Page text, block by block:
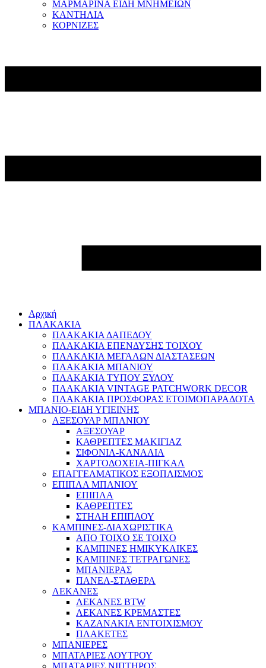
ΜΑΡΜΑΡΙΝΑ ΕΙΔΗ ΜΝΗΜΕΙΩΝ
ΚΑΝΤΗΛΙΑ
ΚΟΡΝΙΖΕΣ
Αρχική
ΠΛΑΚΑΚΙΑ
ΠΛΑΚΑΚΙΑ ΔΑΠΕΔΟΥ
ΠΛΑΚΑΚΙΑ ΕΠΕΝΔΥΣΗΣ ΤΟΙΧΟΥ
ΠΛΑΚΑΚΙΑ ΜΕΓΑΛΩΝ ΔΙΑΣΤΑΣΕΩΝ
ΠΛΑΚΑΚΙΑ ΜΠΑΝΙΟΥ
ΠΛΑΚΑΚΙΑ ΤΥΠΟΥ ΞΥΛΟΥ
ΠΛΑΚΑΚΙΑ VINTAGE PATCHWORK DECOR
ΠΛΑΚΑΚΙΑ ΠΡΟΣΦΟΡΑΣ ΕΤΟΙΜΟΠΑΡΑΔΟΤΑ
ΜΠΑΝΙΟ-ΕΙΔΗ ΥΓΙΕΙΝΗΣ
ΑΞΕΣΟΥΑΡ ΜΠΑΝΙΟΥ
ΑΞΕΣΟΥΑΡ
ΚΑΘΡΕΠΤΕΣ ΜΑΚΙΓΙΑΖ
ΣΙΦΟΝΙΑ-ΚΑΝΑΛΙΑ
ΧΑΡΤΟΔΟΧΕΙΑ-ΠΙΓΚΑΛ
ΕΠΑΓΓΕΛΜΑΤΙΚΟΣ ΕΞΟΠΛΙΣΜΟΣ
ΕΠΙΠΛΑ ΜΠΑΝΙΟΥ
ΕΠΙΠΛΑ
ΚΑΘΡΕΠΤΕΣ
ΣΤΗΛΗ ΕΠΙΠΛΟΥ
ΚΑΜΠΙΝΕΣ-ΔΙΑΧΩΡΙΣΤΙΚΑ
ΑΠΟ ΤΟΙΧΟ ΣΕ ΤΟΙΧΟ
ΚΑΜΠΙΝΕΣ ΗΜΙΚΥΚΛΙΚΕΣ
ΚΑΜΠΙΝΕΣ ΤΕΤΡΑΓΩΝΕΣ
ΜΠΑΝΙΕΡΑΣ
ΠΑΝΕΛ-ΣΤΑΘΕΡΑ
ΛΕΚΑΝΕΣ
ΛΕΚΑΝΕΣ BTW
ΛΕΚΑΝΕΣ ΚΡΕΜΑΣΤΕΣ
ΚΑΖΑΝΑΚΙΑ ΕΝΤΟΙΧΙΣΜΟΥ
ΠΛΑΚΕΤΕΣ
ΜΠΑΝΙΕΡΕΣ
ΜΠΑΤΑΡΙΕΣ ΛΟΥΤΡΟΥ
ΜΠΑΤΑΡΙΕΣ ΝΙΠΤΗΡΟΣ